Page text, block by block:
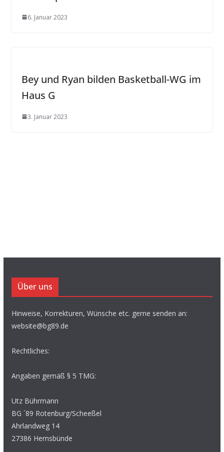
6. Januar 2023
Bey und Ryan bilden Basketball-WG im
Haus G
3. Januar 2023
Über uns
Hinweise, Korrekturen, Wünsche etc. gerne senden an:
website@bg89.de
Rechtliches:
Angaben gemäß § 5 TMG:
Utz Bührmann
BG ´89 Rotenburg/Scheeßel
Ahrlandweg 14
27386 Hemsbünde